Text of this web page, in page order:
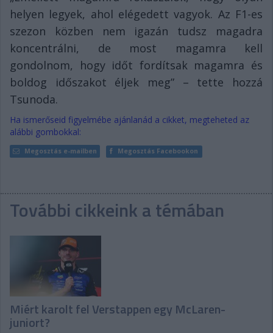
helyen legyek, ahol elégedett vagyok. Az F1-es
szezon közben nem igazán tudsz magadra
koncentrálni, de most magamra kell
gondolnom, hogy időt fordítsak magamra és
boldog időszakot éljek meg” – tette hozzá
Tsunoda.
Ha ismerőseid figyelmébe ajánlanád a cikket, megteheted az
alábbi gombokkal:
Megosztás e-mailben Megosztás Facebookon
További cikkeink a témában
Miért karolt fel Verstappen egy McLaren-
juniort?